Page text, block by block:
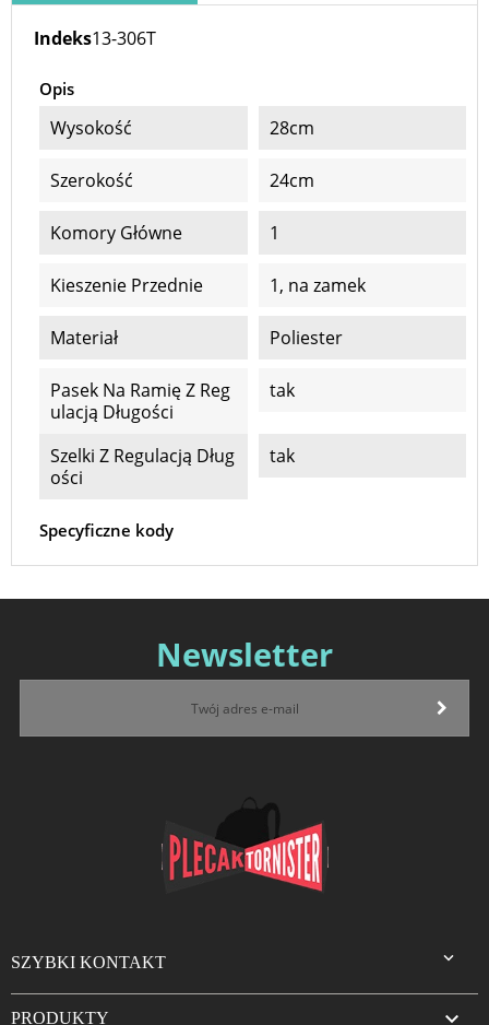
Indeks13-306T
Opis
Wysokość 28cm
Szerokość 24cm
Komory Główne 1
Kieszenie Przednie 1, na zamek
Materiał Poliester
Pasek Na Ramię Z Reg
Ulacją Długości
tak
Szelki Z Regulacją Dług
Ości
tak
Specyficzne kody
Newsletter
SZYBKI KONTAKT 
PRODUKTY